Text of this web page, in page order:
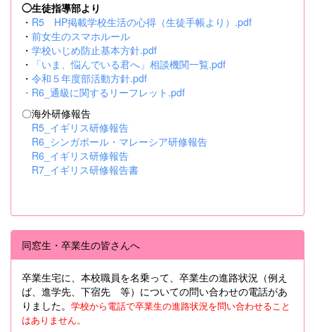
◯生徒指導部より
・ R5 HP掲載学校生活の心得（生徒手帳より）.pdf
・ 前女生のスマホルール
・ 学校いじめ防止基本方針.pdf
・
「いま、悩んでいる君へ」相談機関一覧.pdf
・ 令和５年度部活動方針.pdf
・ R6_通級に関するリーフレット.pdf
〇海外研修報告
R5_イギリス研修報告
R6_シンガポール・マレーシア研修報告
R6_イギリス研修報告
R7_イギリス研修報告書
同窓生・卒業生の皆さんへ
卒業生宅に、本校職員を名乗って、卒業生の進路状況（例え
ば、進学先、下宿先 等）についての問い合わせの電話があ
りました。 学校から電話で卒業生の進路状況を問い合わせること
はありません。